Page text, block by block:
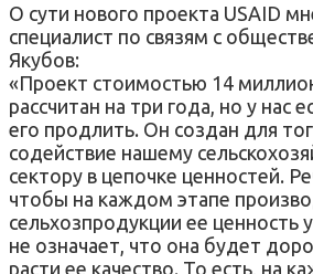
О сути нового проекта USAID
специалист по связям с
Якубов:
«Проект стоимостью 14
рассчитан на три года, но у нас
его продлить. Он создан для
содействие нашему
сектору в цепочке ценностей.
чтобы на каждом этапе
сельхозпродукции ее ценность
не означает, что она будет
расти ее качество. То есть, на